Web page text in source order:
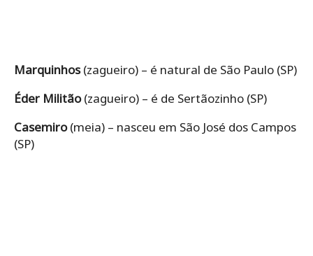
Marquinhos(zagueiro) – é natural de São Paulo (SP)
Éder Militão(zagueiro) – é de Sertãozinho (SP)
Casemiro(meia) – nasceu em São José dos Campos
(SP)